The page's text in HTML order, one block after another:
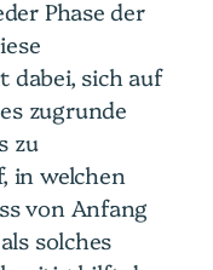
Phase der
sich auf
zugrunde
zu
in welchen
von Anfang
solches